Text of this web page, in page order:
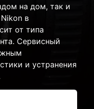
на дом, так и
в
от типа
Сервисный
и устранения